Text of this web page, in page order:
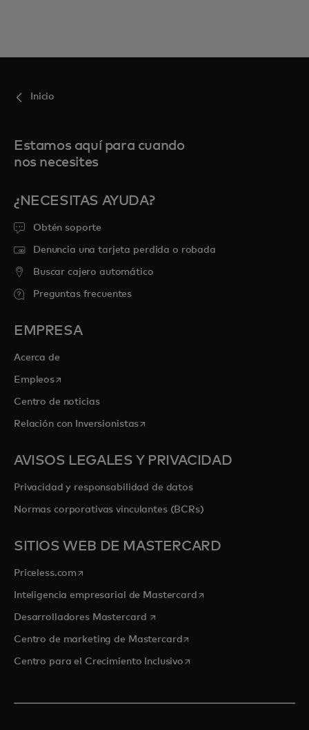
Inicio
Estamos aquí para cuando
nos necesites
¿NECESITAS AYUDA?
Obtén soporte
Denuncia una tarjeta perdida o robada
Buscar cajero automático
Preguntas frecuentes
EMPRESA
Acerca de
Empleosse abre en una pestaña nueva
Centro de noticias
Relación con Inversionistasse abre en una pestaña nueva
AVISOS LEGALES Y PRIVACIDAD
Privacidad y responsabilidad de datos
Normas corporativas vinculantes (BCRs)
SITIOS WEB DE MASTERCARD
Priceless.com se abre en una pestaña nueva
Inteligencia empresarial de Mastercardse abre en una pestaña
Desarrolladores Mastercard se abre en una pestaña nueva
Centro de marketing de Mastercardse abre en una pestaña
Centro para el Crecimiento Inclusivose abre en una pestaña